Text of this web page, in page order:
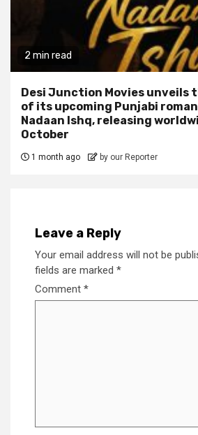
2 min read
Desi Junction Movies unveils
of its upcoming Punjabi
Nadaan Ishq, releasing
October
1 month ago by our Reporter
Leave a Reply
Your email address will not be
fields are marked *
Comment *